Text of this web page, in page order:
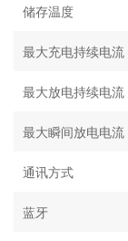
储存温度
最大充电持续电流
最大放电持续电流
最大瞬间放电电流
通讯方式
蓝牙